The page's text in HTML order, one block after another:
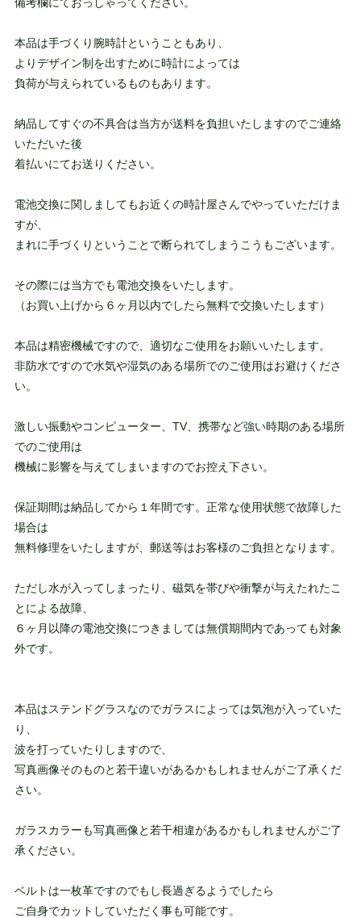
本品は手づくり腕時計ということもあり、
よりデザイン制を出すために時計によっては
負荷が与えられているものもあります。
納品してすぐの不具合は当方が送料を負担いたしますのでご連絡
いただいた後
着払いにてお送りください。
電池交換に関しましてもお近くの時計屋さんでやっていただけま
すが、
まれに手づくりということで断られてしまうこうもございます。
その際には当方でも電池交換をいたします。
（お買い上げから６ヶ月以内でしたら無料で交換いたします）
本品は精密機械ですので、適切なご使用をお願いいたします。
非防水ですので水気や湿気のある場所でのご使用はお避けくださ
い。
激しい振動やコンピューター、TV、携帯など強い時期のある場所
でのご使用は
機械に影響を与えてしまいますのでお控え下さい。
保証期間は納品してから１年間です。正常な使用状態で故障した
場合は
無料修理をいたしますが、郵送等はお客様のご負担となります。
ただし水が入ってしまったり、磁気を帯びや衝撃が与えたれたこ
とによる故障、
６ヶ月以降の電池交換につきましては無償期間内であっても対象
外です。
本品はステンドグラスなのでガラスによっては気泡が入っていた
り、
波を打っていたりしますので、
写真画像そのものと若干違いがあるかもしれませんがご了承くだ
さい。
ガラスカラーも写真画像と若干相違があるかもしれませんがご了
承ください。
ベルトは一枚革ですのでもし長過ぎるようでしたら
ご自身でカットしていただく事も可能です。